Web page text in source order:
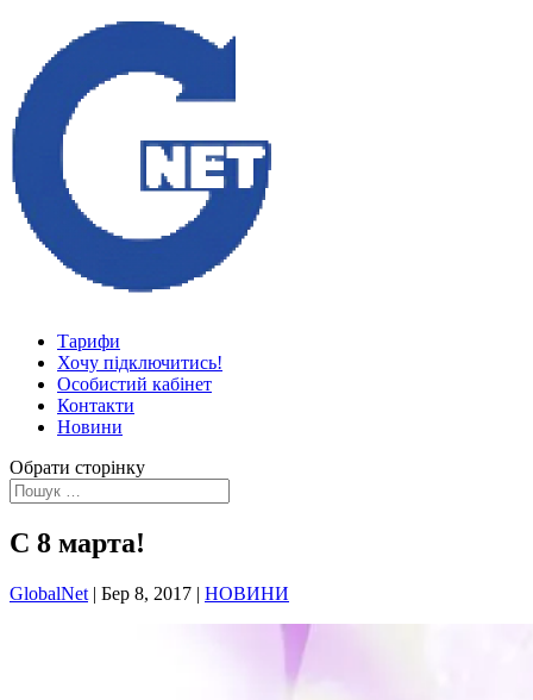
Тарифи
Хочу підключитись!
Особистий кабінет
Контакти
Новини
Обрати сторінку
С 8 марта!
GlobalNet | Бер 8, 2017 | НОВИНИ